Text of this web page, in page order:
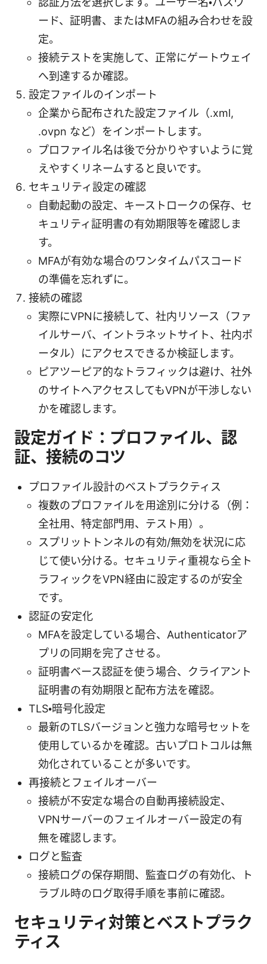
ード、証明書、またはMFAの組み合わせを設
定。
接続テストを実施して、正常にゲートウェイ
へ到達するか確認。
設定ファイルのインポート
企業から配布された設定ファイル（.xml,
.ovpn など）をインポートします。
プロファイル名は後で分かりやすいように覚
えやすくリネームすると良いです。
セキュリティ設定の確認
自動起動の設定、キーストロークの保存、セ
キュリティ証明書の有効期限等を確認しま
す。
MFAが有効な場合のワンタイムパスコード
の準備を忘れずに。
接続の確認
実際にVPNに接続して、社内リソース（ファ
イルサーバ、イントラネットサイト、社内ポ
ータル）にアクセスできるか検証します。
ピアツーピア的なトラフィックは避け、社外
のサイトへアクセスしてもVPNが干渉しない
かを確認します。
設定ガイド：プロファイル、認
証、接続のコツ
プロファイル設計のベストプラクティス
複数のプロファイルを用途別に分ける（例：
全社用、特定部門用、テスト用）。
スプリットトンネルの有効/無効を状況に応
じて使い分ける。セキュリティ重視なら全ト
ラフィックをVPN経由に設定するのが安全
です。
認証の安定化
MFAを設定している場合、Authenticatorア
プリの同期を完了させる。
証明書ベース認証を使う場合、クライアント
証明書の有効期限と配布方法を確認。
TLS・暗号化設定
最新のTLSバージョンと強力な暗号セットを
使用しているかを確認。古いプロトコルは無
効化されていることが多いです。
再接続とフェイルオーバー
接続が不安定な場合の自動再接続設定、
VPNサーバーのフェイルオーバー設定の有
無を確認します。
ログと監査
接続ログの保存期間、監査ログの有効化、ト
ラブル時のログ取得手順を事前に確認。
セキュリティ対策とベストプラク
ティス